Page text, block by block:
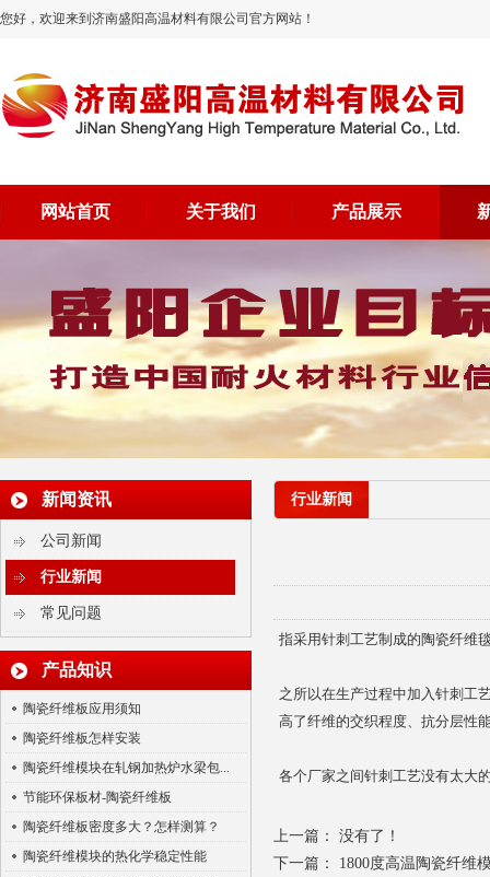
您好，欢迎来到济南盛阳高温材料有限公司官方网站！
网站首页 关于我们 产品展示
新闻资讯
公司新闻
行业新闻
常见问题
产品知识
陶瓷纤维板应用须知
陶瓷纤维板怎样安装
陶瓷纤维模块在轧钢加热炉水梁包...
节能环保板材-陶瓷纤维板
陶瓷纤维板密度多大？怎样测算？
陶瓷纤维模块的热化学稳定性能
纳米隔热板
硅酸铝陶瓷纤维针刺毯
行业新闻
指采用针刺工艺制成的陶瓷纤维
之所以在生产过程中加入针刺工
高了纤维的交织程度、抗分层性
各个厂家之间针刺工艺没有太大
上一篇： 没有了！
下一篇： 1800度高温陶瓷纤维